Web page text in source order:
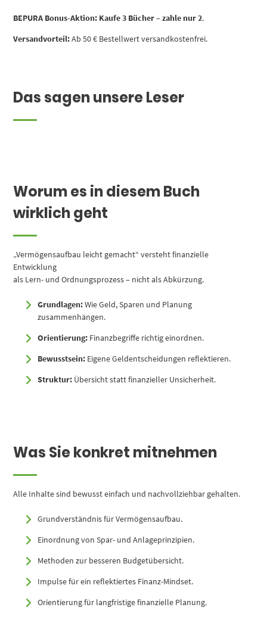
BEPURA Bonus-Aktion: Kaufe 3 Bücher – zahle nur 2.
Versandvorteil:Ab 50 € Bestellwert versandkostenfrei.
Das sagen unsere Leser
Worum es in diesem Buch
wirklich geht
„Vermögensaufbau leicht gemacht“ versteht finanzielle
Entwicklung
als Lern- und Ordnungsprozess – nicht als Abkürzung.
Grundlagen:Wie Geld, Sparen und Planung
zusammenhängen.
Orientierung: Finanzbegriffe richtig einordnen.
Bewusstsein: Eigene Geldentscheidungen reflektieren.
Struktur: Übersicht statt finanzieller Unsicherheit.
Was Sie konkret mitnehmen
Alle Inhalte sind bewusst einfach und nachvollziehbar gehalten.
Grundverständnis für Vermögensaufbau.
Einordnung von Spar- und Anlageprinzipien.
Methoden zur besseren Budgetübersicht.
Impulse für ein reflektiertes Finanz-Mindset.
Orientierung für langfristige finanzielle Planung.